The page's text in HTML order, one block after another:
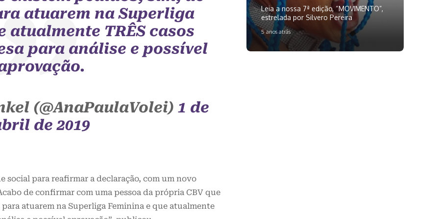
atuarem na Superliga
atualmente TRÊS casos
para análise e possível
(@AnaPaulaVolei)1 de
de 2019
social para reafirmar a declaração, com um novo
de confirmar com uma pessoa da própria CBV que
atuarem na Superliga Feminina e que atualmente
Leia a nossa 7ª edição, “MOVIMENTO”,
estrelada por Silvero Pereira
5 anos atrás